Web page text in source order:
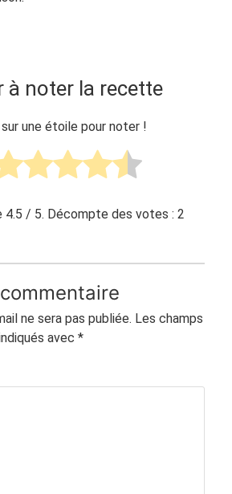
à noter la recette
une étoile pour noter !
4.5 / 5. Décompte des votes :2
ne sera pas publiée. Les champs
avec *